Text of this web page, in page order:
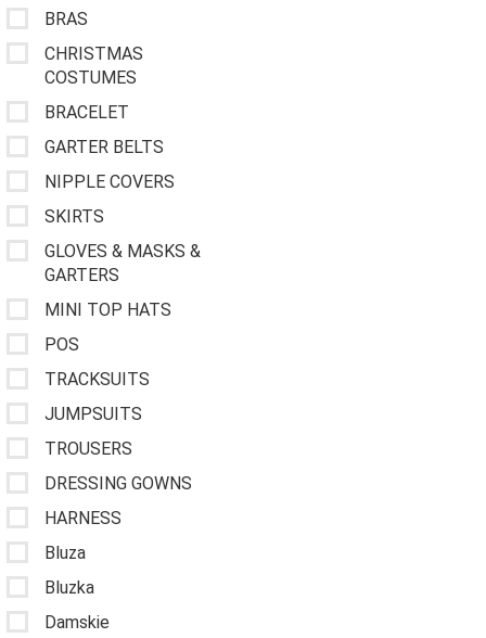
BRAS
CHRISTMAS
COSTUMES
BRACELET
GARTER BELTS
NIPPLE COVERS
SKIRTS
GLOVES & MASKS &
GARTERS
MINI TOP HATS
POS
TRACKSUITS
JUMPSUITS
TROUSERS
DRESSING GOWNS
HARNESS
Bluza
Bluzka
Damskie